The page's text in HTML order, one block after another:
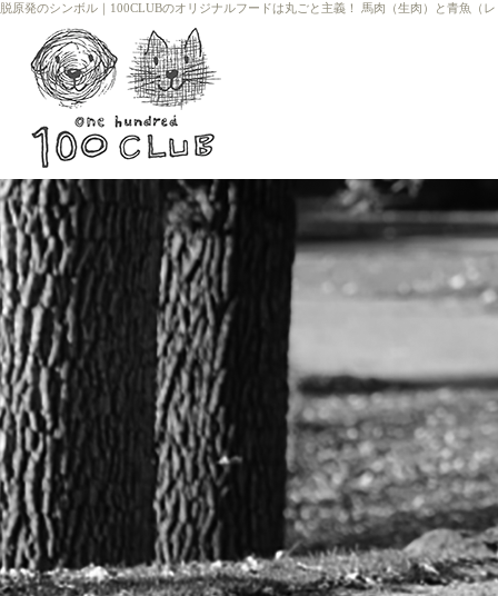
脱原発のシンボル ｜ 100CLUBのオリジナルフードは丸ごと主義！ 馬肉（生肉）と青魚（